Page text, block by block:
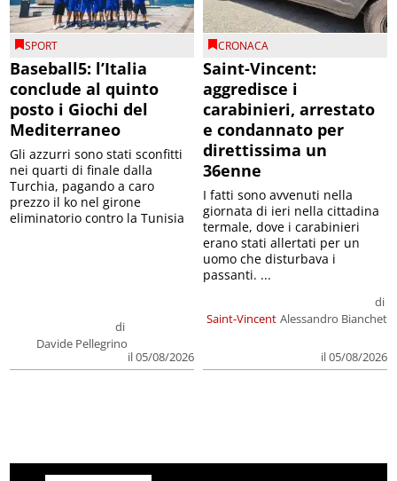
SPORT
Baseball5: l’Italia
conclude al quinto
posto i Giochi del
Mediterraneo
di
Davide Pellegrino
il 05/08/2026
Gli azzurri sono stati sconfitti
nei quarti di finale dalla
Turchia, pagando a caro
prezzo il ko nel girone
eliminatorio contro la Tunisia
CRONACA
Saint-Vincent:
aggredisce i
carabinieri, arrestato
e condannato per
direttissima un
36enne
Saint-Vincent
di
Alessandro Bianchet
il 05/08/2026
I fatti sono avvenuti nella
giornata di ieri nella cittadina
termale, dove i carabinieri
erano stati allertati per un
uomo che disturbava i
passanti. ...